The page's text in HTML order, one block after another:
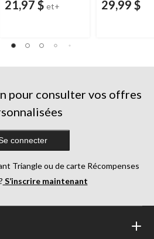
21,97 $ et+ 29,99 $
pour consulter vos offres
connecter
Triangle ou de carte Récompenses
S’inscrire maintenant